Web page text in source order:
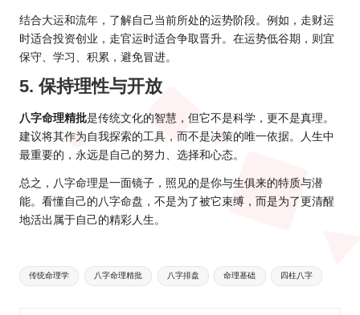
结合大运和流年，了解自己当前所处的运势阶段。例如，走财运
时适合投资创业，走官运时适合争取晋升。在运势低谷期，则宜
保守、学习、积累，避免冒进。
5. 保持理性与开放
八字命理精批是传统文化的智慧，但它不是科学，更不是真理。
建议将其作为自我探索的工具，而不是决策的唯一依据。人生中
最重要的，永远是自己的努力、选择和心态。
总之，八字命理是一面镜子，照见的是你与生俱来的特质与潜
能。看懂自己的八字命盘，不是为了被它束缚，而是为了更清醒
地活出属于自己的精彩人生。
Tags:
传统命理学 八字命理精批 八字排盘 命理基础 四柱八字